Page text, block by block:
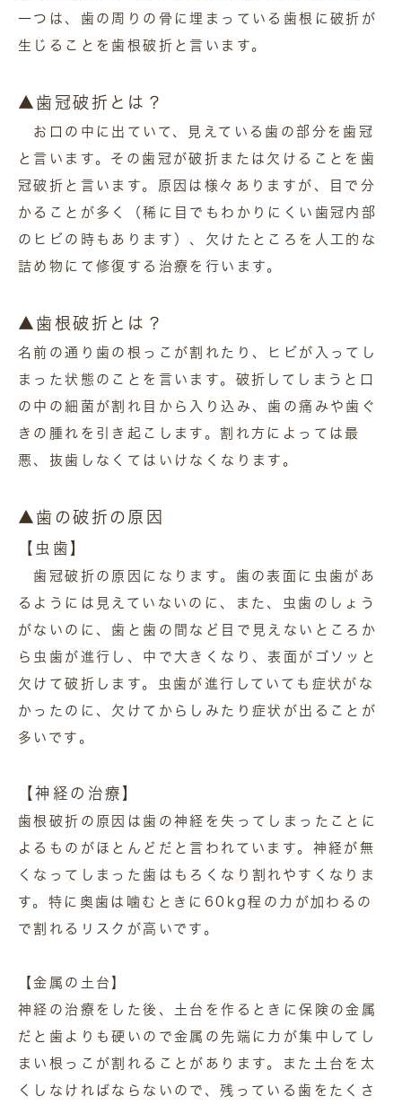
一つは、歯の周りの骨に埋まっている歯根に破折が
生じることを歯根破折と言います。
▲歯冠破折とは？
お口の中に出ていて、見えている歯の部分を歯冠
と言います。その歯冠が破折または欠けることを歯
冠破折と言います。原因は様々ありますが、目で分
かることが多く（稀に目でもわかりにくい歯冠内部
のヒビの時もあります）、欠けたところを人工的な
詰め物にて修復する治療を行います。
▲歯根破折とは？
名前の通り歯の根っこが割れたり、ヒビが入ってし
まった状態のことを言います。破折してしまうと口
の中の細菌が割れ目から入り込み、歯の痛みや歯ぐ
きの腫れを引き起こします。割れ方によっては最
悪、抜歯しなくてはいけなくなります。
▲歯の破折の原因
【虫歯】
歯冠破折の原因になります。歯の表面に虫歯があ
るようには見えていないのに、また、虫歯のしょう
がないのに、歯と歯の間など目で見えないところか
ら虫歯が進行し、中で大きくなり、表面がゴソッと
欠けて破折します。虫歯が進行していても症状がな
かったのに、欠けてからしみたり症状が出ることが
多いです。
【神経の治療】
歯根破折の原因は歯の神経を失ってしまったことに
よるものがほとんどだと言われています。神経が無
くなってしまった歯はもろくなり割れやすくなりま
す。特に奥歯は噛むときに60kg程の力が加わるの
で割れるリスクが高いです。
【金属の土台】
神経の治療をした後、土台を作るときに保険の金属
だと歯よりも硬いので金属の先端に力が集中してし
まい根っこが割れることがあります。また土台を太
くしなければならないので、残っている歯をたくさ